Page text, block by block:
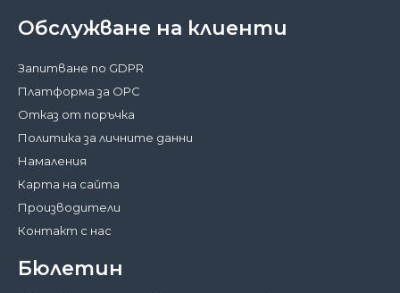
Обслужване на клиенти
Запитване по GDPR
Платформа за ОРС
Отказ от поръчка
Политика за личните данни
Намаления
Карта на сайта
Производители
Контакт с нас
Бюлетин